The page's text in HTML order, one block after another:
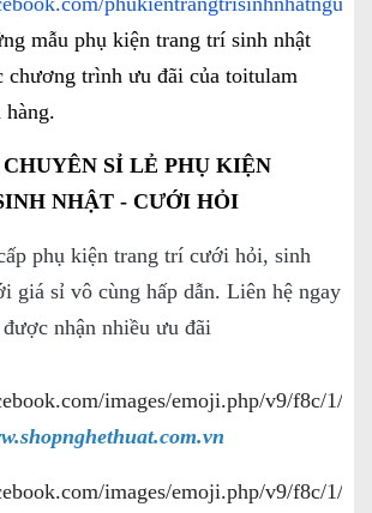
mẫu phụ kiện trang trí sinh nhật
chương trình ưu đãi của toitulam
hàng.
SỈ LẺ PHỤ KIỆN
NHẬT - CƯỚI HỎI
phụ kiện trang trí cưới hỏi, sinh
giá sỉ vô cùng hấp dẫn. Liên hệ ngay
nhận nhiều ưu đãi